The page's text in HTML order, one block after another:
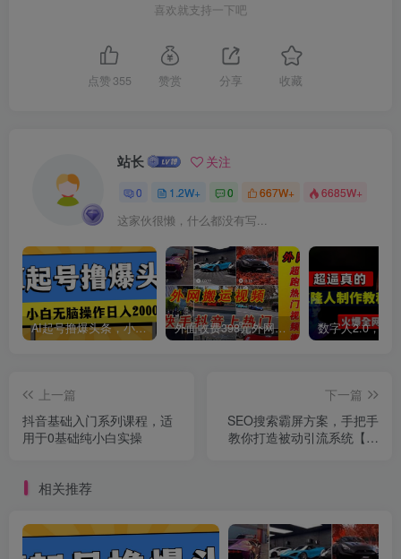
喜欢就支持一下吧
点赞 355 赞赏 分享 收藏
站长 关注
0 1.2W+ 0 667W+ 6685W+
这家伙很懒，什么都没有写...
AI起号撸爆头条，小白也能操作，日入2000+ 外面收费398元外网超跑豪车汽车视频搬运至快手抖音上热门项目
上一篇
抖音基础入门系列课程，适
用于0基础纯小白实操
下一篇
SEO搜索霸屏方案，手把手
教你打造被动引流系统【视
相关推荐